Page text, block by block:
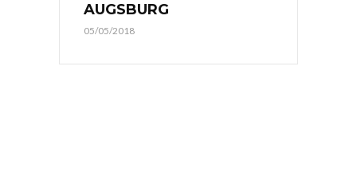
AUGSBURG
05/05/2018